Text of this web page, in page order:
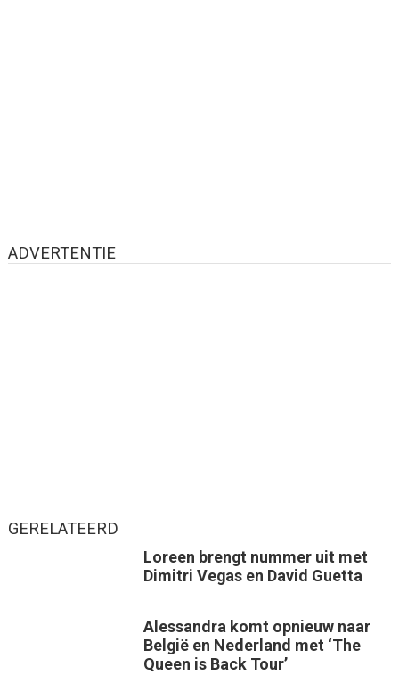
ADVERTENTIE
GERELATEERD
Loreen brengt nummer uit met
Dimitri Vegas en David Guetta
Alessandra komt opnieuw naar
België en Nederland met ‘The
Queen is Back Tour’